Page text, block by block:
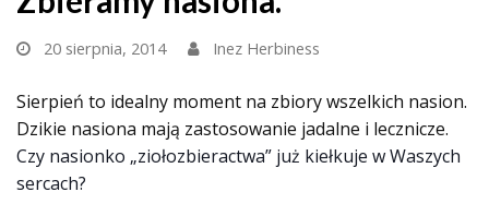
20 sierpnia, 2014 Inez Herbiness
Sierpień to idealny moment na zbiory wszelkich nasion.
Dzikie nasiona mają zastosowanie jadalne i lecznicze.
Czy nasionko „ziołozbieractwa” już kiełkuje w Waszych
sercach?